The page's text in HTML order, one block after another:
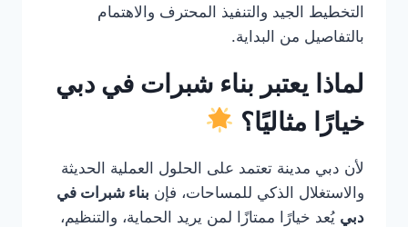
التخطيط الجيد والتنفيذ المحترف والاهتمام
بالتفاصيل من البداية.
لماذا يعتبر بناء شبرات في دبي
خيارًا مثاليًا؟
لأن دبي مدينة تعتمد على الحلول العملية الحديثة
والاستغلال الذكي للمساحات، فإن بناء شبرات في
دبي يُعد خيارًا ممتازًا لمن يريد الحماية، والتنظيم،